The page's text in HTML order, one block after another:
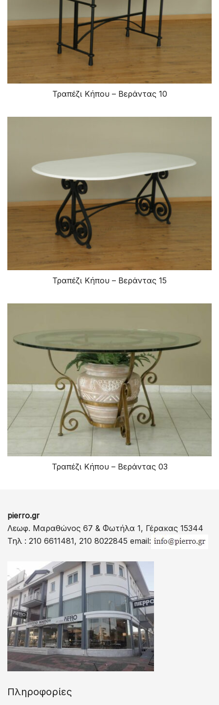
Τραπέζι Κήπου – Βεράντας 10
Τραπέζι Κήπου – Βεράντας 15
Τραπέζι Κήπου – Βεράντας 03
pierro.gr
Λεωφ. Μαραθώνος 67 & Φωτήλα 1, Γέρακας 15344
Τηλ : 210 6611481, 210 8022845 email:
Πληροφορίες